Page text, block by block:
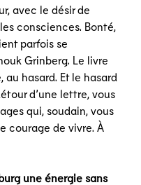
avec le désir de
consciences. Bonté,
parfois se
Grinberg. Le livre
hasard. Et le hasard
d’une lettre, vous
qui, soudain, vous
courage de vivre. À
une énergie sans